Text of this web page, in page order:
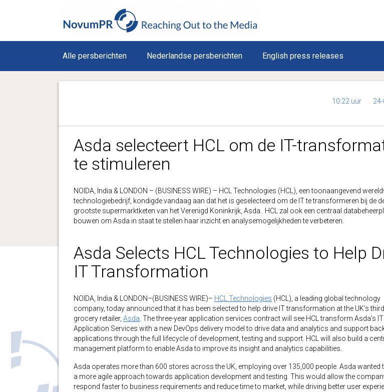
Alle persberichten Nederlandse persberichten English press releases
10:22 uur
Asda selecteert HCL om de IT-
te stimuleren
NOIDA, India & LONDON – (BUSINESS WIRE) – HCL Technologies (HCL), een toonaangevend
technologiebedrijf, kondigde vandaag aan dat het is geselecteerd om de IT te transformeren bij de
grootste supermarktketen van het Verenigd Koninkrijk, Asda. HCL zal ook een centraal
bouwen om Asda in staat te stellen haar inzicht en analysemogelijkheden te verbeteren.
Asda Selects HCL Technologies to Help
IT Transformation
NOIDA, India & LONDON–(BUSINESS WIRE)– HCL Technologies (HCL), a leading global technology
company, today announced that it has been selected to help drive IT transformation at the UK’s
grocery retailer, Asda . The three-year application services contract will see HCL transform Asda’s IT
Application Services with a new DevOps delivery model to drive data and analytics and support
applications through the full lifecycle of development, testing and support. HCL will also build a
management platform to enable Asda to improve its insight and analytics capabilities.
Asda operates more than 600 stores across the UK, employing over 135,000 people. Asda wanted
a more agile approach towards application development and testing. This would allow the
respond faster to business requirements and reduce time to market, while driving better user